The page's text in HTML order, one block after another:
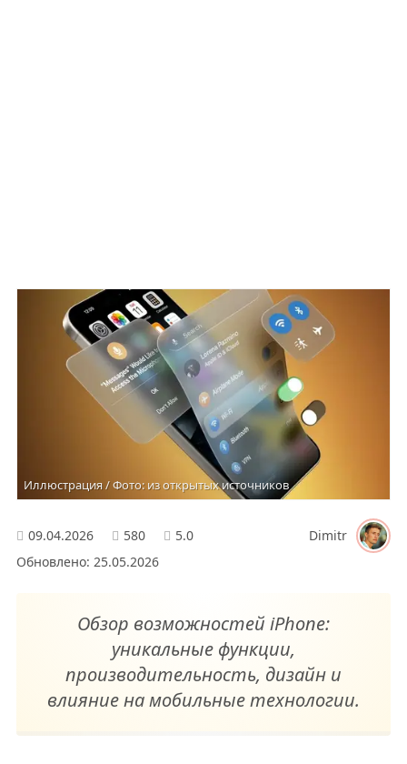
Иллюстрация / Фото: из открытых источников
09.04.2026 580 5.0
Dimitr
Обновлено: 25.05.2026
Обзор возможностей iPhone:
уникальные функции,
производительность, дизайн и
влияние на мобильные технологии.